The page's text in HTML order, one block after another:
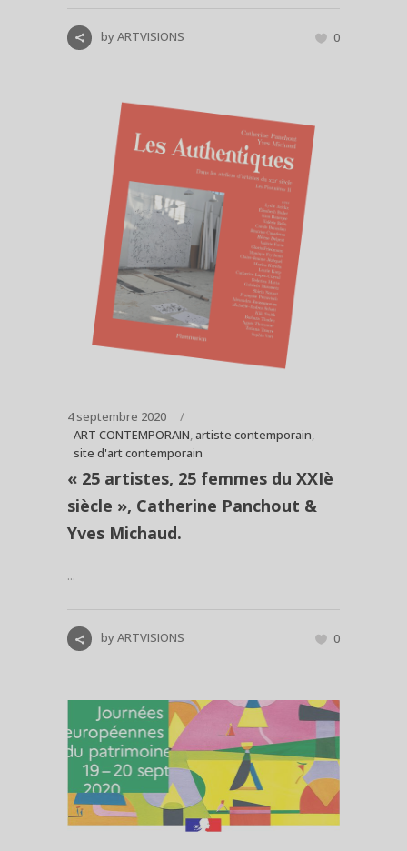
byARTVISIONS 0
4 septembre 2020
ART CONTEMPORAIN, artiste contemporain,
site d'art contemporain
« 25 artistes, 25 femmes du XXIè
siècle », Catherine Panchout &
Yves Michaud.
...
byARTVISIONS 0